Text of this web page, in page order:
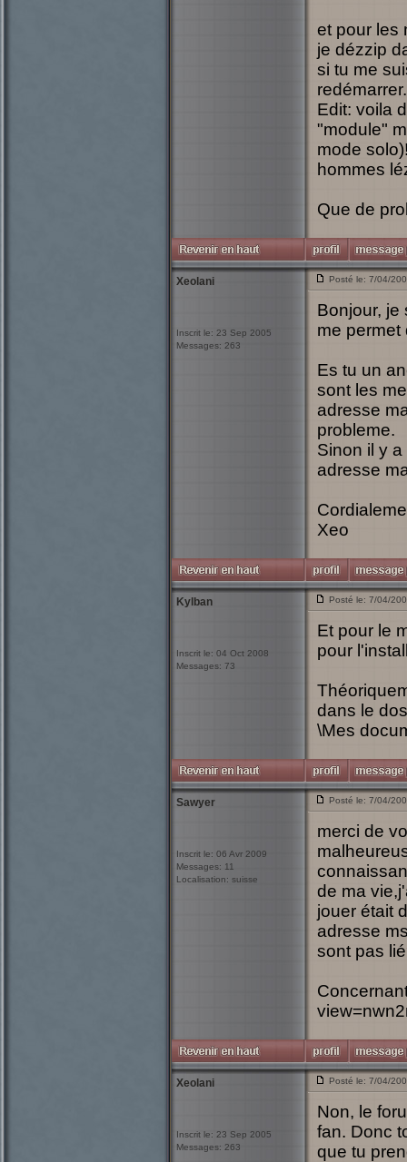
et pour les
je dézzip
si tu me
Edit: voila
"module"
mode
hommes
Que de
Xeolani
Inscrit le: 23 Sep 2005
Messages: 263
Posté le: 7/04/
Bonjour, je
me permet
Es tu un
sont les
adresse
probleme.
Sinon il y
adresse
Xeo
Kylban
Inscrit le: 04 Oct 2008
Messages: 73
Posté le: 7/04/
Et pour le
pour
dans le
\Mes
Sawyer
Inscrit le: 06 Avr 2009
Messages: 11
Localisation: suisse
Posté le: 7/04/
merci de
de ma
jouer était
adresse
sont pas
Xeolani
Inscrit le: 23 Sep 2005
Messages: 263
Posté le: 7/04/
Non, le
fan. Donc
que tu